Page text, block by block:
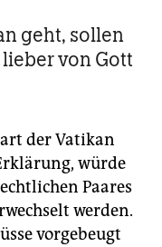
geht, sollen
von Gott
der Vatikan
würde
Paares
werden.
vorgebeugt